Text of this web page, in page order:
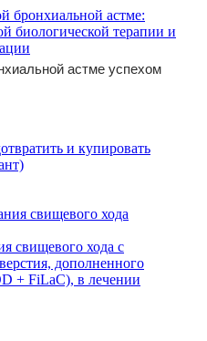
бронхиальной астме:
биологической терапии и
астме успехом
свищевого хода с
дополненного
+ FiLaC), в лечении